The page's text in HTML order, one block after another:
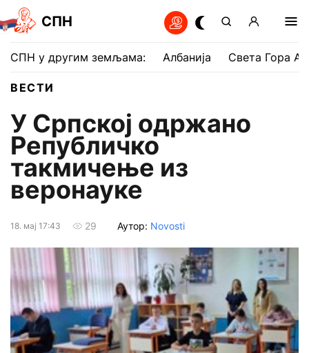
СПН
СПН у другим земљама: Албанија Света Гора
ВЕСТИ
У Српској одржано
Републичко
такмичење из
веронауке
18. мај 17:43 29 Аутор: Novosti